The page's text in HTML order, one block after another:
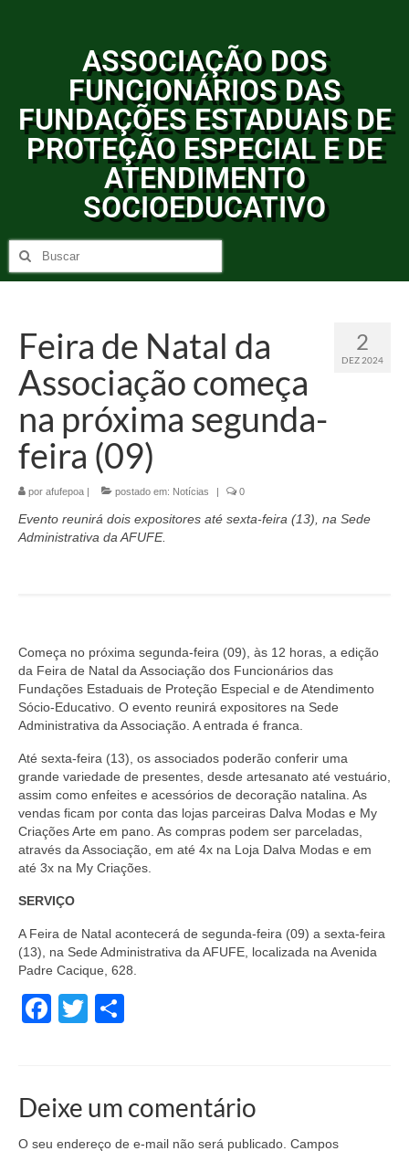
ASSOCIAÇÃO DOS
FUNCIONÁRIOS DAS
FUNDAÇÕES ESTADUAIS DE
PROTEÇÃO ESPECIAL E DE
ATENDIMENTO
SOCIOEDUCATIVO
2
DEZ 2024
Feira de Natal da
Associação começa
na próxima segunda-
feira (09)
por afufepoa postado em: Notícias 0
Evento reunirá dois expositores até sexta-feira (13), na Sede
Administrativa da AFUFE.
Começa no próxima segunda-feira (09), às 12 horas, a edição
da Feira de Natal da Associação dos Funcionários das
Fundações Estaduais de Proteção Especial e de Atendimento
Sócio-Educativo. O evento reunirá expositores na Sede
Administrativa da Associação. A entrada é franca.
Até sexta-feira (13), os associados poderão conferir uma
grande variedade de presentes, desde artesanato até vestuário,
assim como enfeites e acessórios de decoração natalina. As
vendas ficam por conta das lojas parceiras Dalva Modas e My
Criações Arte em pano. As compras podem ser parceladas,
através da Associação, em até 4x na Loja Dalva Modas e em
até 3x na My Criações.
SERVIÇO
A Feira de Natal acontecerá de segunda-feira (09) a sexta-feira
(13), na Sede Administrativa da AFUFE, localizada na Avenida
Padre Cacique, 628.
Facebook
Twitter
Deixe um comentário
O seu endereço de e-mail não será publicado. Campos